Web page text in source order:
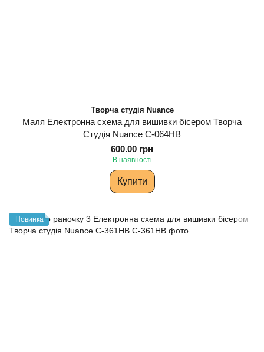
Творча студія Nuance
Маля Електронна схема для вишивки бісером Творча
Студія Nuance С-064НВ
600.00 грн
В наявності
Купити
Новинка